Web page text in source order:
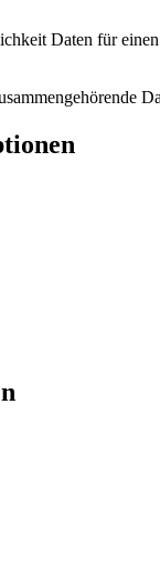
Daten für